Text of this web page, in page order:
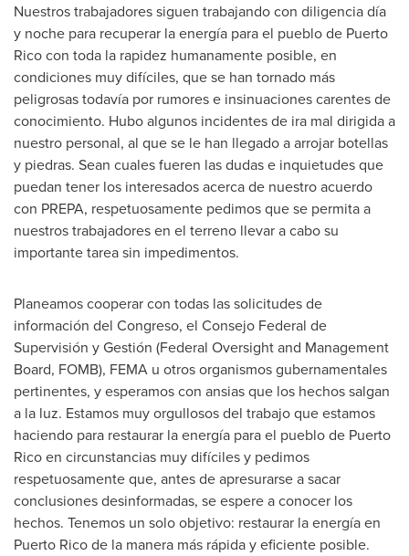
Nuestros trabajadores siguen trabajando con diligencia día
y noche para recuperar la energía para el pueblo de Puerto
Ricocon toda la rapidez humanamente posible, en
condiciones muy difíciles, que se han tornado más
peligrosas todavía por rumores e insinuaciones carentes de
conocimiento. Hubo algunos incidentes de ira mal dirigida a
nuestro personal, al que se le han llegado a arrojar botellas
y piedras. Sean cuales fueren las dudas e inquietudes que
puedan tener los interesados acerca de nuestro acuerdo
con PREPA, respetuosamente pedimos que se permita a
nuestros trabajadores en el terreno llevar a cabo su
importante tarea sin impedimentos.
Planeamos cooperar con todas las solicitudes de
información del Congreso, el Consejo Federal de
Supervisión y Gestión (Federal Oversight and Management
Board, FOMB), FEMA u otros organismos gubernamentales
pertinentes, y esperamos con ansias que los hechos salgan
a la luz. Estamos muy orgullosos del trabajo que estamos
haciendo para restaurar la energía para el pueblo de Puerto
Ricoen circunstancias muy difíciles y pedimos
respetuosamente que, antes de apresurarse a sacar
conclusiones desinformadas, se espere a conocer los
hechos. Tenemos un solo objetivo: restaurar la energía en
Puerto Ricode la manera más rápida y eficiente posible.